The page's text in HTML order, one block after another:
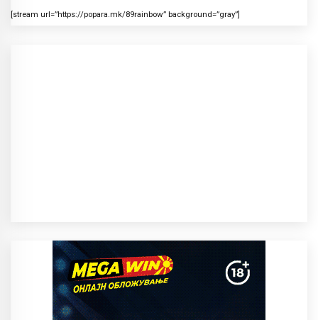
[stream url=”https://popara.mk/89rainbow” background=”gray”]